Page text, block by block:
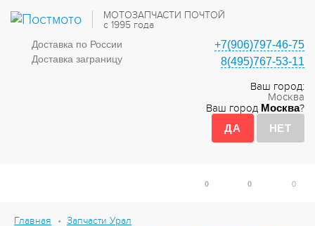
МОТОЗАПЧАСТИ ПОЧТОЙ
с 1995 года
Доставка по России
Доставка заграницу
+7(906)797-46-75
8(495)767-53-11
Ваш город:
Москва
Ваш город Москва?
0
0 0
Главная
Запчасти Урал